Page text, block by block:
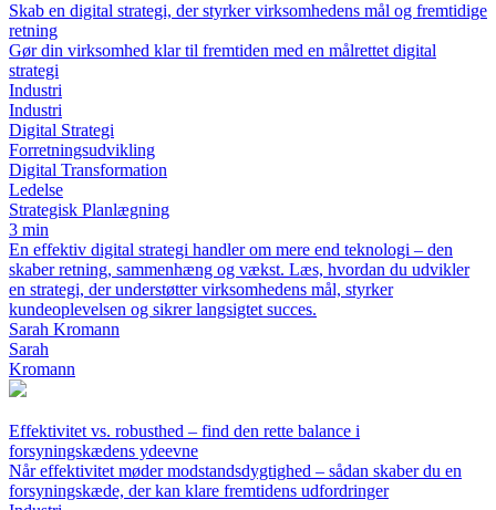
Skab en digital strategi, der styrker virksomhedens mål og fremtidige
retning
Gør din virksomhed klar til fremtiden med en målrettet digital
strategi
Industri
Industri
Digital Strategi
Forretningsudvikling
Digital Transformation
Ledelse
Strategisk Planlægning
3 min
En effektiv digital strategi handler om mere end teknologi – den
skaber retning, sammenhæng og vækst. Læs, hvordan du udvikler
en strategi, der understøtter virksomhedens mål, styrker
kundeoplevelsen og sikrer langsigtet succes.
Sarah Kromann
Sarah
Kromann
Effektivitet vs. robusthed – find den rette balance i
forsyningskædens ydeevne
Når effektivitet møder modstandsdygtighed – sådan skaber du en
forsyningskæde, der kan klare fremtidens udfordringer